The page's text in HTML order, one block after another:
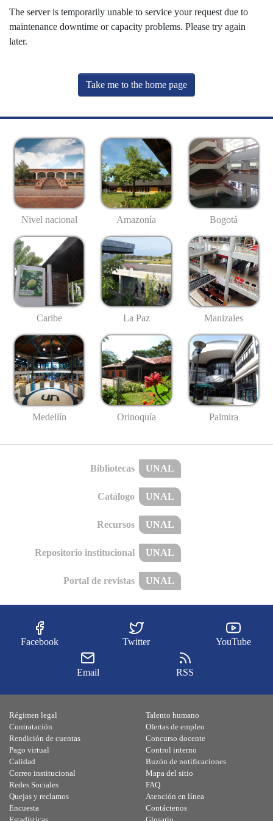
The server is temporarily unable to service your request due to
maintenance downtime or capacity problems. Please try again
later.
Take me to the home page
Nivel nacional Amazonía Bogotá
Caribe La Paz Manizales
Medellín Orinoquía Palmira
Bibliotecas UNAL
Catálogo UNAL
Recursos UNAL
Repositorio institucional UNAL
Portal de revistas UNAL
Facebook Twitter YouTube
Email RSS
Régimen legal
Contratación
Rendición de cuentas
Pago virtual
Calidad
Talento humano
Ofertas de empleo
Concurso docente
Control interno
Buzón de notificaciones
Correo institucional
Redes Sociales
Quejas y reclamos
Encuesta
Mapa del sitio
FAQ
Atención en línea
Contáctenos